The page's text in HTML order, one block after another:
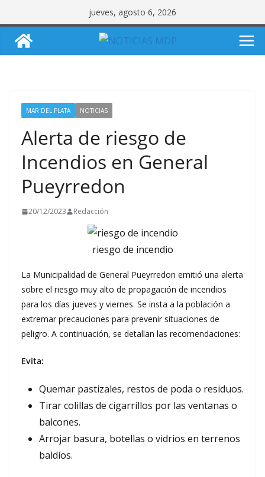
al
contenido
jueves, agosto 6, 2026
MAR DEL PLATA NOTICIAS
Alerta de riesgo de
Incendios en General
Pueyrredon
20/12/2023 Redacción
riesgo de incendio
La Municipalidad de General Pueyrredon emitió una alerta
sobre el riesgo muy alto de propagación de incendios
para los días jueves y viernes. Se insta a la población a
extremar precauciones para prevenir situaciones de
peligro. A continuación, se detallan las recomendaciones:
Evita:
Quemar pastizales, restos de poda o residuos.
Tirar colillas de cigarrillos por las ventanas o
balcones.
Arrojar basura, botellas o vidrios en terrenos
baldíos.